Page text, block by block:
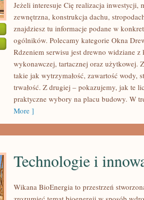
Jeżeli interesuje Cię realizacja inwestycji,
zewnętrzna, konstrukcja dachu,
znajdziesz tu informacje podane w
ogólników. Polecamy kategorie Okna
Rdzeniem serwisu jest drewno widziane
wykonawczej, tartacznej oraz użytkowej.
takie jak wytrzymałość, zawartość wody,
trwałość. Z drugiej – pokazujemy, jak te
praktyczne wybory na placu budowy. W
More ]
Technologie i
Wikana BioEnergia to przestrzeń